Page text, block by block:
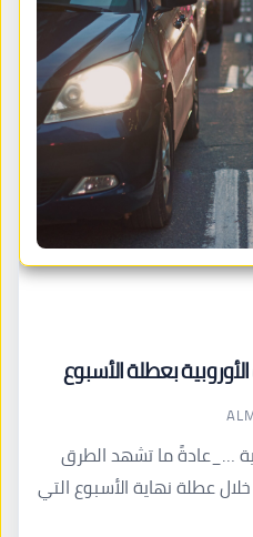
بعطلة الأسبوع
…_عادةً ما تشهد الطرق
خلال عطلة نهاية الأسبوع التي